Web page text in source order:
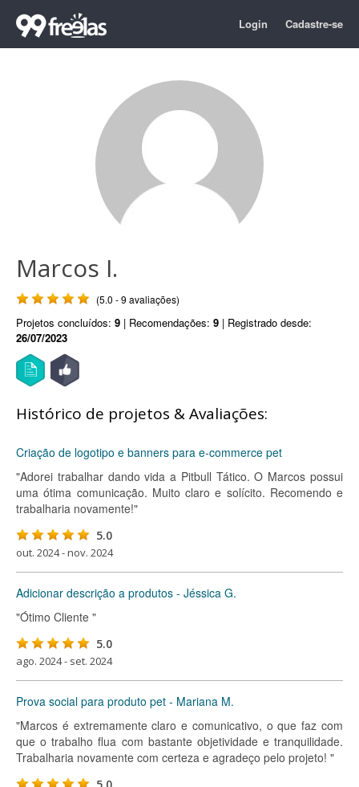
Login Cadastre-se
Marcos I.
(5.0 - 9 avaliações)
Projetos concluídos: 9 | Recomendações: 9 | Registrado desde:
26/07/2023
Histórico de projetos & Avaliações:
Criação de logotipo e banners para e-commerce pet
"Adorei trabalhar dando vida a Pitbull Tático. O Marcos possui
uma ótima comunicação. Muito claro e solícito. Recomendo e
trabalharia novamente!"
5.0
out. 2024 - nov. 2024
Adicionar descrição a produtos - Jéssica G.
"Ótimo Cliente "
5.0
ago. 2024 - set. 2024
Prova social para produto pet - Mariana M.
"Marcos é extremamente claro e comunicativo, o que faz com
que o trabalho flua com bastante objetividade e tranquilidade.
Trabalharia novamente com certeza e agradeço pelo projeto! "